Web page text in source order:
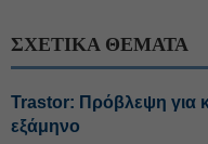
ΣΧΕΤΙΚΑ ΘΕΜΑΤΑ
Trastor: Πρόβλεψη για
εξάμηνο